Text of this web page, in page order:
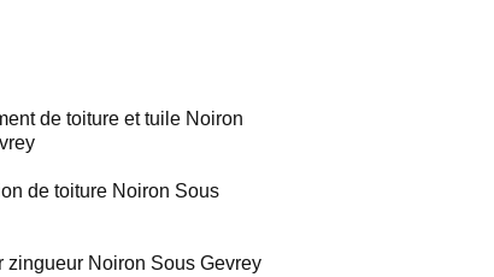
de toiture et tuile Noiron
de toiture Noiron Sous
zingueur Noiron Sous Gevrey